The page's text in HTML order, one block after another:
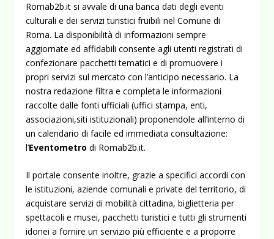
Romab2b.it si avvale di una banca dati degli eventi
culturali e dei servizi turistici fruibili nel Comune di
Roma. La disponibi­lità di informazioni sempre
aggiornate ed affidabili consente agli utenti registrati di
confezionare pacchetti tematici e di promuovere i
propri servizi sul mercato con l’anticipo neces­sario. La
nostra redazione filtra e completa le informazioni
raccolte dalle fonti ufficiali (uffici stampa, enti,
associazioni,siti istituzionali) proponendole all’interno di
un calendario di faci­le ed immediata consultazione:
l’Eventometrodi Romab2b.it.
Il portale consente inoltre, grazie a specifici accordi con
le istituzioni, aziende comunali e private del territorio, di
acqui­stare servizi di mobilità cittadina, biglietteria per
spettacoli e musei, pacchetti turistici e tutti gli strumenti
idonei a fornire un servizio più efficiente e a proporre